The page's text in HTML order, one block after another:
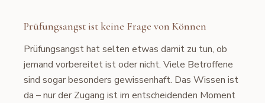
Prüfungsangst ist keine Frage von Können
Prüfungsangst hat selten etwas damit zu tun, ob
jemand vorbereitet ist oder nicht. Viele Betroffene
sind sogar besonders gewissenhaft. Das Wissen ist
da – nur der Zugang ist im entscheidenden Moment